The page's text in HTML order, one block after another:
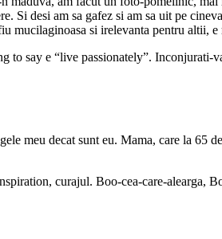
desi am sa gafez si am sa uit pe
mucilaginoasa si irelevanta pentru altii,
to say e “live passionately”.
meu decat sunt eu. Mama, care la
curajul. Boo-cea-care-alearga,